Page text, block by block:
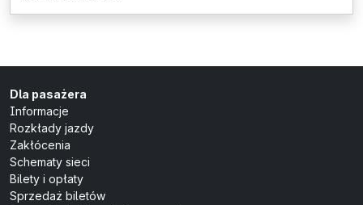
Dla pasażera
Informacje
Rozkłady jazdy
Zakłócenia
Schematy sieci
Bilety i opłaty
Sprzedaż biletów